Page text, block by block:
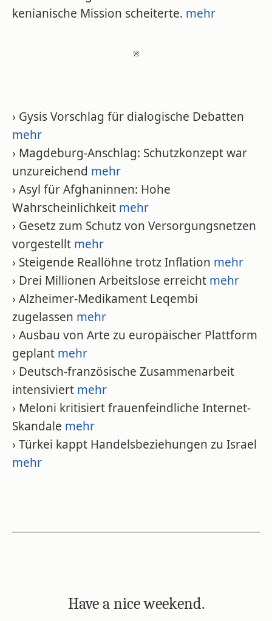
kenianische Mission scheiterte. mehr
※
› Gysis Vorschlag für dialogische Debatten
mehr
› Magdeburg-Anschlag: Schutzkonzept war
unzureichend mehr
› Asyl für Afghaninnen: Hohe
Wahrscheinlichkeit mehr
› Gesetz zum Schutz von Versorgungsnetzen
vorgestellt mehr
› Steigende Reallöhne trotz Inflation mehr
› Drei Millionen Arbeitslose erreicht mehr
› Alzheimer-Medikament Leqembi
zugelassen mehr
› Ausbau von Arte zu europäischer Plattform
geplant mehr
› Deutsch-französische Zusammenarbeit
intensiviert mehr
› Meloni kritisiert frauenfeindliche Internet-
Skandale mehr
› Türkei kappt Handelsbeziehungen zu Israel
mehr
Have a nice weekend.